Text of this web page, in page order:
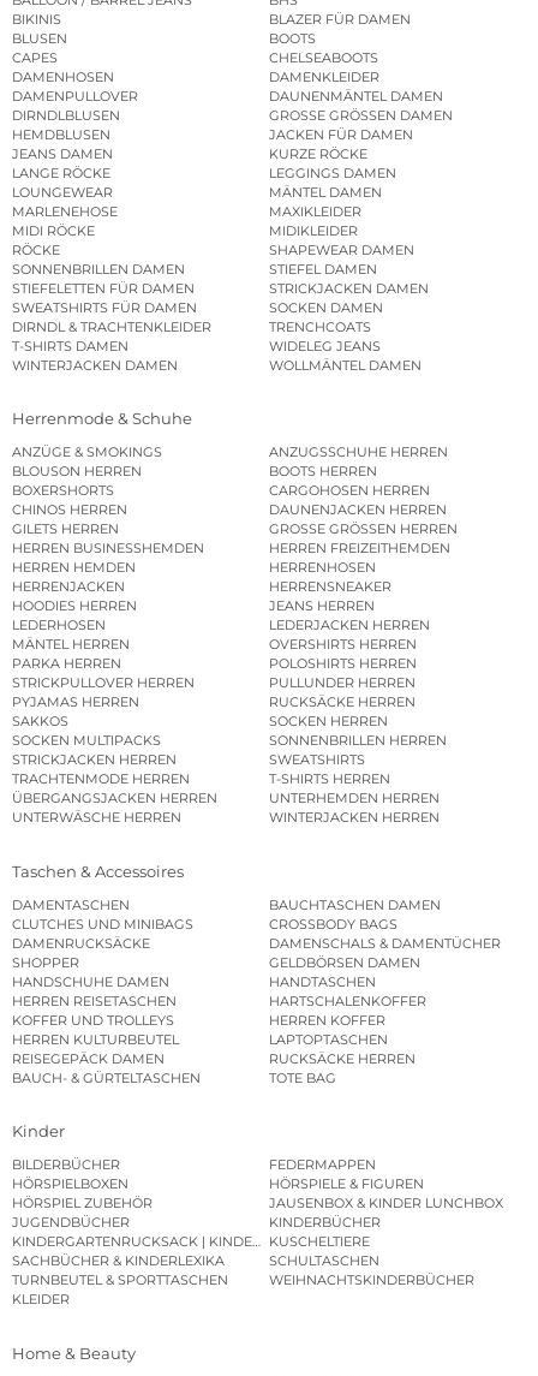
BIKINIS
BLAZER FÜR DAMEN
BLUSEN
BOOTS
CAPES
CHELSEABOOTS
DAMENHOSEN
DAMENKLEIDER
DAMENPULLOVER
DAUNENMÄNTEL DAMEN
DIRNDLBLUSEN
GROSSE GRÖSSEN DAMEN
HEMDBLUSEN
JACKEN FÜR DAMEN
JEANS DAMEN
KURZE RÖCKE
LANGE RÖCKE
LEGGINGS DAMEN
LOUNGEWEAR
MÄNTEL DAMEN
MARLENEHOSE
MAXIKLEIDER
MIDI RÖCKE
MIDIKLEIDER
RÖCKE
SHAPEWEAR DAMEN
SONNENBRILLEN DAMEN
STIEFEL DAMEN
STIEFELETTEN FÜR DAMEN
STRICKJACKEN DAMEN
SWEATSHIRTS FÜR DAMEN
SOCKEN DAMEN
DIRNDL & TRACHTENKLEIDER
TRENCHCOATS
T-SHIRTS DAMEN
WIDELEG JEANS
WINTERJACKEN DAMEN
WOLLMÄNTEL DAMEN
Herrenmode & Schuhe
ANZÜGE & SMOKINGS
ANZUGSSCHUHE HERREN
BLOUSON HERREN
BOOTS HERREN
BOXERSHORTS
CARGOHOSEN HERREN
CHINOS HERREN
DAUNENJACKEN HERREN
GILETS HERREN
GROSSE GRÖSSEN HERREN
HERREN BUSINESSHEMDEN
HERREN FREIZEITHEMDEN
HERREN HEMDEN
HERRENHOSEN
HERRENJACKEN
HERRENSNEAKER
HOODIES HERREN
JEANS HERREN
LEDERHOSEN
LEDERJACKEN HERREN
MÄNTEL HERREN
OVERSHIRTS HERREN
PARKA HERREN
POLOSHIRTS HERREN
STRICKPULLOVER HERREN
PULLUNDER HERREN
PYJAMAS HERREN
RUCKSÄCKE HERREN
SAKKOS
SOCKEN HERREN
SOCKEN MULTIPACKS
SONNENBRILLEN HERREN
STRICKJACKEN HERREN
SWEATSHIRTS
TRACHTENMODE HERREN
T-SHIRTS HERREN
ÜBERGANGSJACKEN HERREN
UNTERHEMDEN HERREN
UNTERWÄSCHE HERREN
WINTERJACKEN HERREN
Taschen & Accessoires
DAMENTASCHEN
BAUCHTASCHEN DAMEN
CLUTCHES UND MINIBAGS
CROSSBODY BAGS
DAMENRUCKSÄCKE
DAMENSCHALS & DAMENTÜCHER
SHOPPER
GELDBÖRSEN DAMEN
HANDSCHUHE DAMEN
HANDTASCHEN
HERREN REISETASCHEN
HARTSCHALENKOFFER
KOFFER UND TROLLEYS
HERREN KOFFER
HERREN KULTURBEUTEL
LAPTOPTASCHEN
REISEGEPÄCK DAMEN
RUCKSÄCKE HERREN
BAUCH- & GÜRTELTASCHEN
TOTE BAG
Kinder
BILDERBÜCHER
FEDERMAPPEN
HÖRSPIELBOXEN
HÖRSPIELE & FIGUREN
HÖRSPIEL ZUBEHÖR
JAUSENBOX & KINDER LUNCHBOX
JUGENDBÜCHER
KINDERBÜCHER
KINDERGARTENRUCKSACK | KINDERGARTENBEUTEL
KUSCHELTIERE
SACHBÜCHER & KINDERLEXIKA
SCHULTASCHEN
TURNBEUTEL & SPORTTASCHEN
WEIHNACHTSKINDERBÜCHER
KLEIDER
Home & Beauty